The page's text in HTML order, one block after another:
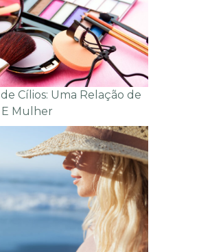
Cílios: Uma Relação de
Mulher